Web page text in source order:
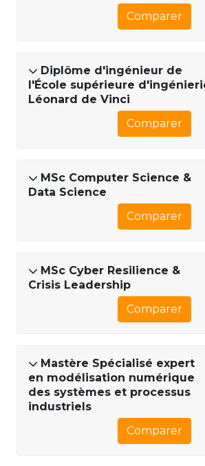
Comparer
Diplôme d'ingénieur de
l'École supérieure
Léonard de Vinci
Comparer
MSc Computer Science &
Data Science
Comparer
MSc Cyber Resilience &
Crisis Leadership
Comparer
Mastère Spécialisé expert
en modélisation numérique
des systèmes et processus
industriels
Comparer